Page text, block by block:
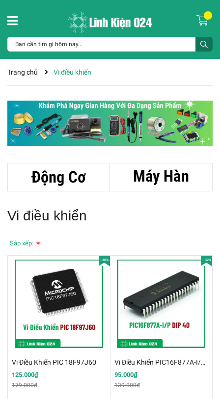
Trang chủ Vi điều khiển
Vi điều khiển
Sắp xếp:
- 30%
Vi Điều Khiển PIC 18F97J60
125.000₫
179.000₫
- 32%
Vi Điều Khiển PIC16F877A-I/P DIP40
95.000₫
139.000₫